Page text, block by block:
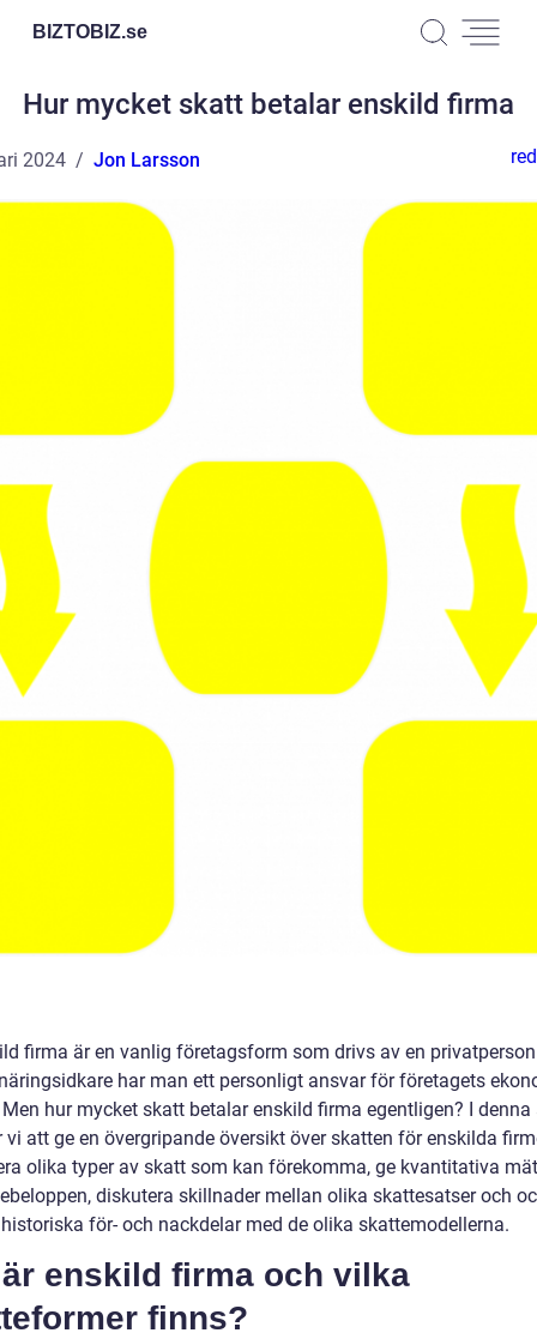
BIZTOBIZ.se
Hur mycket skatt betalar enskild firma
2024 Jon Larsson
firma är en vanlig företagsform som drivs av en
har man ett personligt ansvar för företagets
hur mycket skatt betalar enskild firma egentligen? I denna
vi att ge en övergripande översikt över skatten för enskilda
olika typer av skatt som kan förekomma, ge kvantitativa
diskutera skillnader mellan olika skattesatser och
för- och nackdelar med de olika skattemodellerna.
är enskild firma och vilka
finns?